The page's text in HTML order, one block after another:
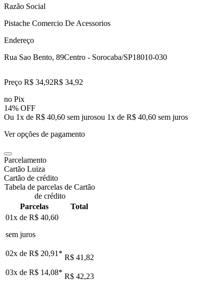
Razão Social
Pistache Comercio De Acessorios
Endereço
Rua Sao Bento, 89Centro - Sorocaba/SP18010-030
Preço R$ 34,92R$ 34,92
no Pix
14% OFF
Ou 1x de R$ 40,60 sem jurosou 1x de R$ 40,60 sem juros
Ver opções de pagamento
Parcelamento
Cartão Luiza
Cartão de crédito
Tabela de parcelas de Cartão
de crédito
Parcelas
Total
01x de R$ 40,60
sem juros
02x de R$ 20,91 * R$ 41,82
03x de R$ 14,08* R$ 42,23